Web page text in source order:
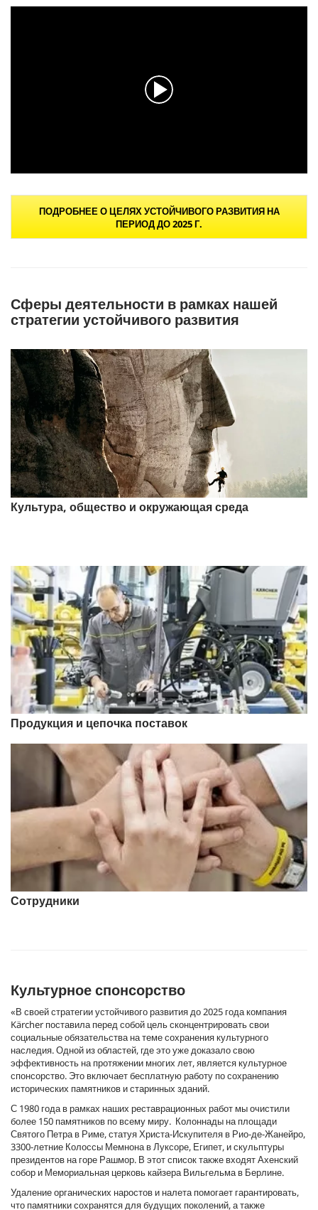
с
е
к
н
д
ы
ПОДРОБНЕЕ О ЦЕЛЯХ УСТОЙЧИВОГО РАЗВИТИЯ НА
ПЕРИОД ДО 2025 Г.
Сферы деятельности в рамках нашей
стратегии устойчивого развития
Культура, общество и окружающая среда
Продукция и цепочка поставок
Сотрудники
Культурное спонсорство
«В своей стратегии устойчивого развития до 2025 года компания
Kärcher поставила перед собой цель сконцентрировать свои
социальные обязательства на теме сохранения культурного
наследия. Одной из областей, где это уже доказало свою
эффективность на протяжении многих лет, является культурное
спонсорство. Это включает бесплатную работу по сохранению
исторических памятников и старинных зданий.
С 1980 года в рамках наших реставрационных работ мы очистили
более 150 памятников по всему миру. Колоннады на площади
Святого Петра в Риме, статуя Христа-Искупителя в Рио-де-Жанейро,
3300-летние Колоссы Мемнона в Луксоре, Египет, и скульптуры
президентов на горе Рашмор. В этот список также входят Ахенский
собор и Мемориальная церковь кайзера Вильгельма в Берлине.
Удаление органических наростов и налета помогает гарантировать,
что памятники сохранятся для будущих поколений, а также